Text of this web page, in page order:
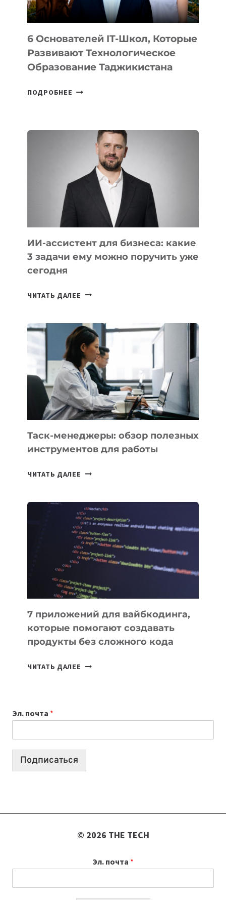
6 Основателей IT-Школ, Которые
Развивают Технологическое
Образование Таджикистана
ПОДРОБНЕЕ
КОТОРЫЕ
РАЗВИВАЮТ
ТЕХНОЛОГИЧЕСКОЕ
ОБРАЗОВАНИЕ
ТАДЖИКИСТАНА
ИИ-ассистент для бизнеса: какие
3 задачи ему можно поручить уже
сегодня
ЧИТАТЬ ДАЛЕЕ ИИ-
БИЗНЕСА:
КАКИЕ
3
ЗАДАЧИ
ЕМУ
МОЖНО
ПОРУЧИТЬ
УЖЕ
СЕГОДНЯ
Таск-менеджеры: обзор полезных
инструментов для работы
ЧИТАТЬ ДАЛЕЕ ТАСК-
ПОЛЕЗНЫХ
ИНСТРУМЕНТОВ
ДЛЯ
РАБОТЫ
7 приложений для вайбкодинга,
которые помогают создавать
продукты без сложного кода
ЧИТАТЬ ДАЛЕЕ
СОЗДАВАТЬ
ПРОДУКТЫ
Эл. почта *
Подписаться
© 2026 THE TECH
Эл. почта *